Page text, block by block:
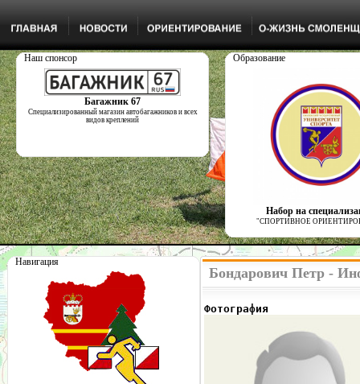
Наш спонсор
Багажник 67
Специализированный магазин автобагажников и всех
видов креплений
Образование
Набор на
"СПОРТИВНОЕ
Навигация
Бондарович Петр -
Фотография